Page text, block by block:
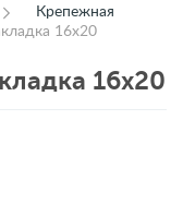
Крепежная
16х20
16х20